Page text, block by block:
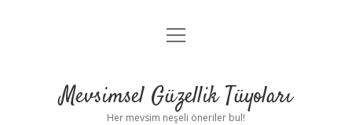
Anasayfa
Yasal Uyarı
menüyü
Mevsimsel Güzellik Tüyoları
Her mevsim neşeli öneriler bul!